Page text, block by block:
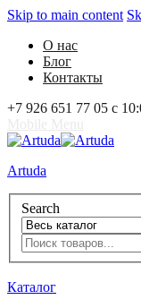
Skip to main content
О нас
Блог
Контакты
+7 926 651 77 05 с
Artuda
Search
Каталог